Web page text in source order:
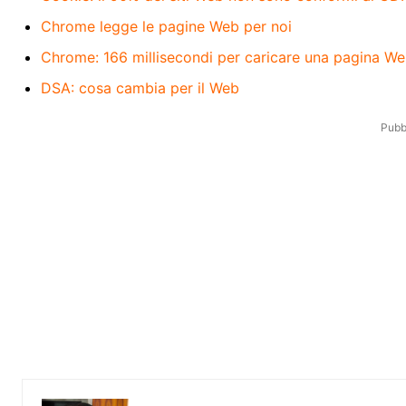
Chrome legge le pagine Web per noi
Chrome: 166 millisecondi per caricare una pagina
DSA: cosa cambia per il Web